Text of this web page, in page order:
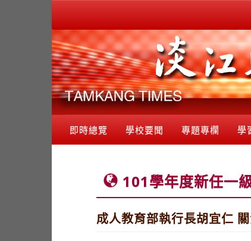
即時總覽 學校要聞 專題專欄 學
101學年度新任一
成人教育部執行長胡宜仁